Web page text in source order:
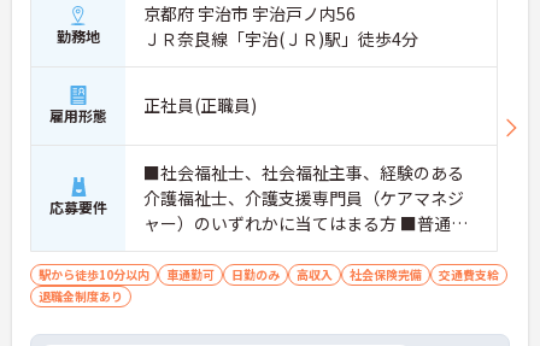
勤務地
京都府 宇治市 宇治戸ノ内56
ＪＲ奈良線「宇治(ＪＲ)駅」徒歩4分
雇用形態 正社員(正職員)
応募要件
■社会福祉士、社会福祉主事、経験のある
介護福祉士、介護支援専門員（ケアマネジ
ャー）のいずれかに当てはまる方 ■普通自
動車運転免許（AT限定可）
駅から徒歩10分以内 車通勤可 日勤のみ 高収入 社会保険完備
交通費支給
退職金制度あり